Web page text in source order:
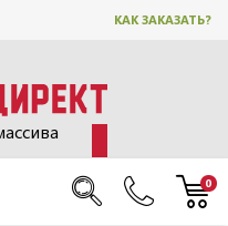
КАК ЗАКАЗАТЬ?
0